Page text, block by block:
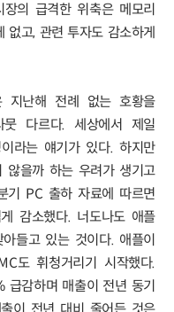
의 급격한 위축은 메모리
고, 관련 투자도 감소하게
지난해 전례 없는 호황을
다르다. 세상에서 제일
라는 얘기가 있다. 하지만
않을까 하는 우려가 생기고
기 PC 출하 자료에 따르면
감소했다. 너도나도 애플
들고 있는 것이다. 애플이
도 휘청거리기 시작했다.
감하며 매출이 전년 동기